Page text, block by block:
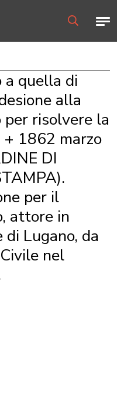
a quella di
alla
risolvere la
1862 marzo
DI
per il
attore in
di Lugano, da
nel